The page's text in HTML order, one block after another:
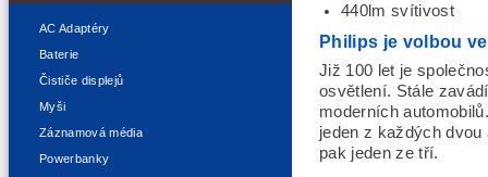
AC Adaptéry
Baterie
Čističe displejů
Myši
Záznamová média
Powerbanky
440lm svítivost
Philips je volbou
Již 100 let je
osvětlení. Stále
moderních
jeden z každých
pak jeden ze tří.